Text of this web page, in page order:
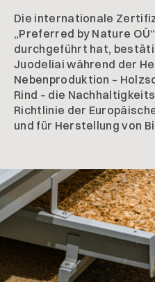
Die internationale
„Preferred by Nature
durchgeführt hat,
Juodeliai während der
Nebenproduktion –
Rind – die
Richtlinie der
und für Herstellung von